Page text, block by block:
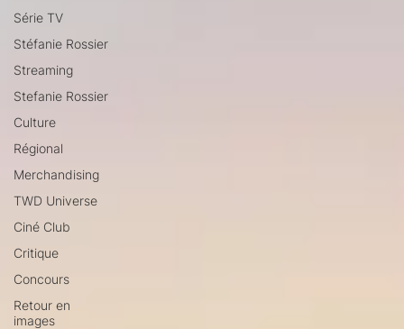
Série TV
Stéfanie Rossier
Streaming
Stefanie Rossier
Culture
Régional
Merchandising
TWD Universe
Ciné Club
Critique
Concours
Retour en
images